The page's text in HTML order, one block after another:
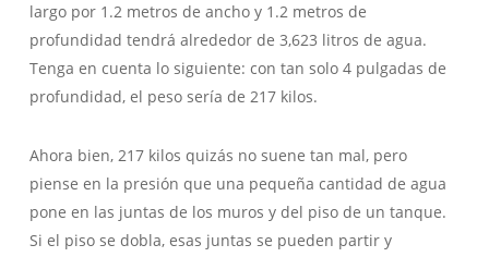
largo por 1.2 metros de ancho y 1.2 metros de
profundidad tendrá alrededor de 3,623 litros de agua.
Tenga en cuenta lo siguiente: con tan solo 4 pulgadas de
profundidad, el peso sería de 217 kilos.
Ahora bien, 217 kilos quizás no suene tan mal, pero
piense en la presión que una pequeña cantidad de agua
pone en las juntas de los muros y del piso de un tanque.
Si el piso se dobla, esas juntas se pueden partir y